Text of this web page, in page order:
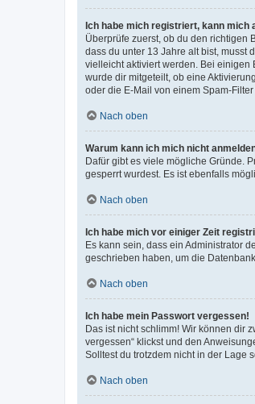
Ich habe mich registriert, kann mich
Überprüfe zuerst, ob du den richtigen
dass du unter 13 Jahre alt bist, musst
vielleicht aktiviert werden. Bei einigen
wurde dir mitgeteilt, ob eine
oder die E-Mail von einem Spam-
Nach oben
Warum kann ich mich nicht
Dafür gibt es viele mögliche Gründe.
gesperrt wurdest. Es ist ebenfalls
Nach oben
Ich habe mich vor einiger Zeit
Es kann sein, dass ein Administrator
geschrieben haben, um die
Nach oben
Ich habe mein Passwort vergessen!
Das ist nicht schlimm! Wir können dir
vergessen“ klickst und den
Solltest du trotzdem nicht in der Lage
Nach oben